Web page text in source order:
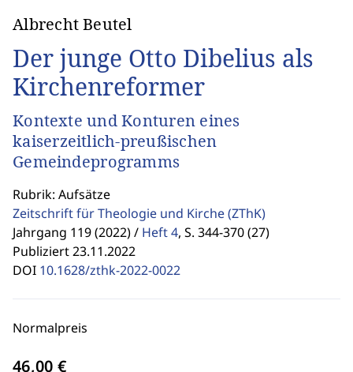
Albrecht Beutel
Der junge Otto Dibelius als
Kirchenreformer
Kontexte und Konturen eines
kaiserzeitlich-preußischen
Gemeindeprogramms
Rubrik: Aufsätze
Zeitschrift für Theologie und Kirche(ZThK)
Jahrgang 119 (2022) / Heft 4, S. 344-370 (27)
Publiziert 23.11.2022
DOI 10.1628/zthk-2022-0022
Normalpreis